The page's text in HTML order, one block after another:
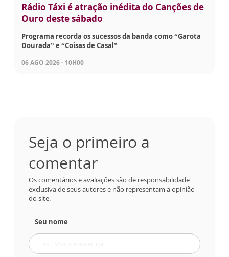
Rádio Táxi é atração inédita do Canções de
Ouro deste sábado
Programa recorda os sucessos da banda como “Garota
Dourada” e “Coisas de Casal”
06 AGO 2026 - 10H00
Seja o primeiro a
comentar
Os comentários e avaliações são de responsabilidade
exclusiva de seus autores e não representam a opinião
do site.
Seu nome